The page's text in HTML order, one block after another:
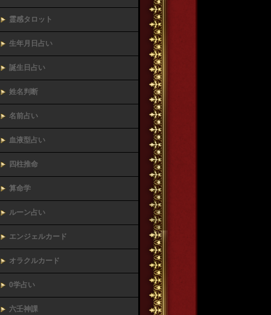
霊感タロット
生年月日占い
誕生日占い
姓名判断
名前占い
血液型占い
四柱推命
算命学
ルーン占い
エンジェルカード
オラクルカード
0学占い
六壬神課